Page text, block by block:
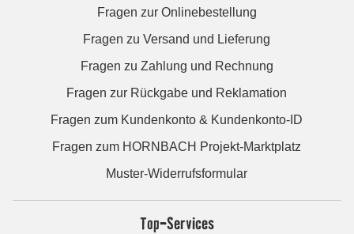
Fragen zur Onlinebestellung
Fragen zu Versand und Lieferung
Fragen zu Zahlung und Rechnung
Fragen zur Rückgabe und Reklamation
Fragen zum Kundenkonto & Kundenkonto-ID
Fragen zum HORNBACH Projekt-Marktplatz
Muster-Widerrufsformular
Top-Services